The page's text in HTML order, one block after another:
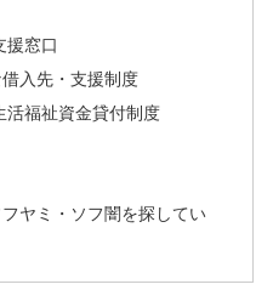
援窓口
入先・支援制度
活福祉資金貸付制度
ヤミ・ソフ闇を探してい